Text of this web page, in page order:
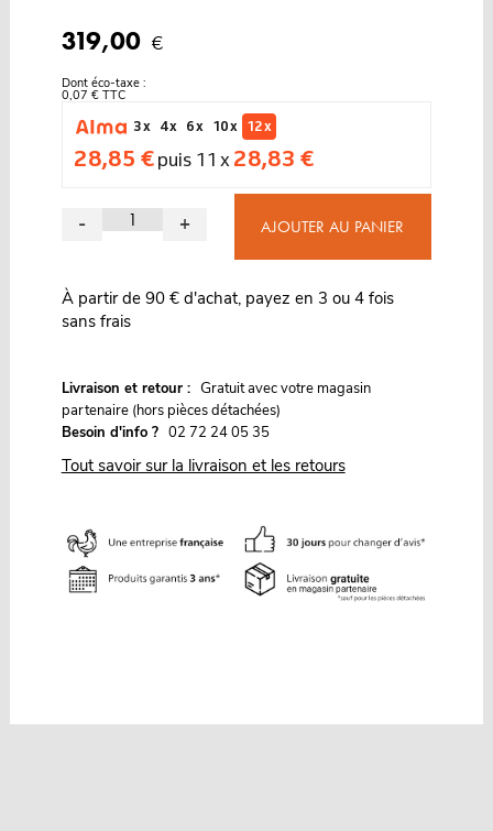
319,00 €
Dont éco-taxe :
0,07 € TTC
3 x
4 x 6 x 10 x 12 x
28,85 €puis 11 x 28,83 €
- + AJOUTER AU PANIER
À partir de 90 € d'achat, payez en 3 ou 4 fois
sans frais
Livraison et retour : Gratuit avec votre magasin
partenaire (hors pièces détachées)
Besoin d'info ? 02 72 24 05 35
Tout savoir sur la livraison et les retours